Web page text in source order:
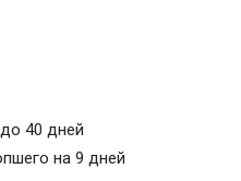
40 дней
на 9 дней